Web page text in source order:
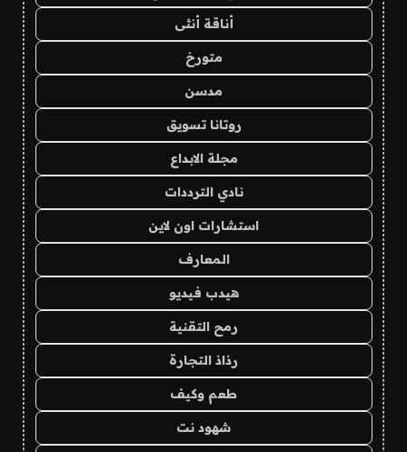
أناقة أنثى
متورخ
مدسن
روتانا تسويق
مجلة الابداع
نادي الترددات
استشارات اون لاين
المعارف
هيدب فيديو
رمح التقنية
رذاذ التجارة
طعم وكيف
شهود نت